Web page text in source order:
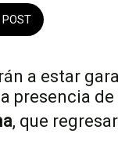
POST
a estar
presencia
, que